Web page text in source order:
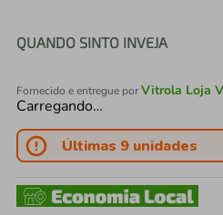
QUANDO SINTO INVEJA
Fornecido e entregue porVitrola Loja
Carregando…
Últimas 9 unidades